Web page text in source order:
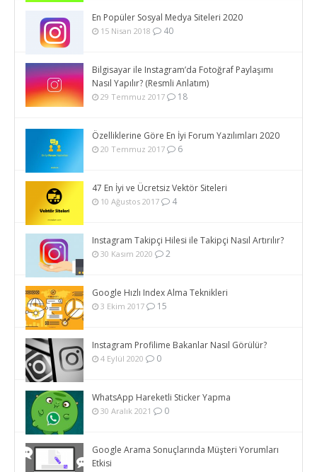
En Popüler Sosyal Medya Siteleri 2020
15 Nisan 2018 40
Bilgisayar ile Instagram’da Fotoğraf Paylaşımı
Nasıl Yapılır? (Resmli Anlatım)
29 Temmuz 2017 18
Özelliklerine Göre En İyi Forum Yazılımları 2020
20 Temmuz 2017 6
47 En İyi ve Ücretsiz Vektör Siteleri
10 Ağustos 2017 4
Instagram Takipçi Hilesi ile Takipçi Nasıl Artırılır?
30 Kasım 2020 2
Google Hızlı Index Alma Teknikleri
3 Ekim 2017 15
Instagram Profilime Bakanlar Nasıl Görülür?
4 Eylül 2020 0
WhatsApp Hareketli Sticker Yapma
30 Aralık 2021 0
Google Arama Sonuçlarında Müşteri Yorumları
Etkisi